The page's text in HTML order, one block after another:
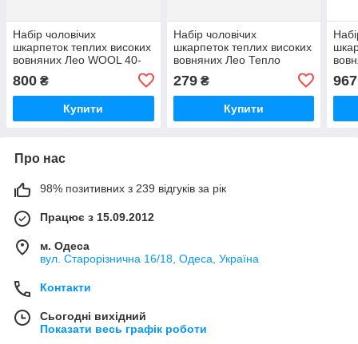
Набір чоловічих
шкарпеток теплих високих
вовняних Лео WOOL 40-
45 12 пари Сірий/Синій/
Хакі (ROZ6501054593)
800 ₴
Купити
Набір чоловічих
шкарпеток теплих високих
вовняних Лео Тепло
Чорний
279₴
Купити
967
Про нас
98% позитивних з 239 відгуків за рік
Працює з 15.09.2012
м. Одеса
вул. Старорізнична 16/18, Одеса, Україна
Контакти
Сьогодні вихідний
Показати весь графік роботи